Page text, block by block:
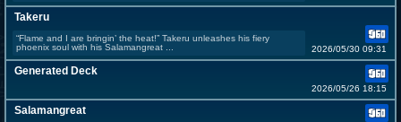
Takeru
“Flame and I are bringin’ the heat!” Takeru unleashes his fiery
phoenix soul with his Salamangreat ...
2026/05/30 09:31
Generated Deck
2026/05/26 18:15
Salamangreat